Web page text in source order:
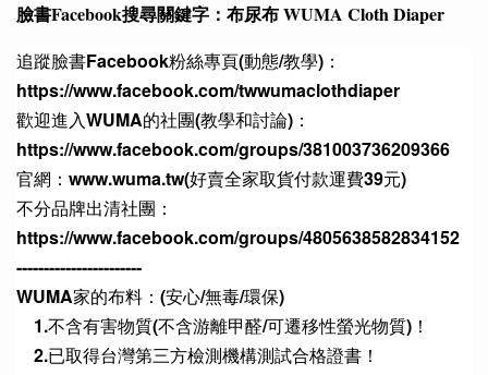
臉書Facebook搜尋關鍵字：布尿布 WUMA Cloth Diaper
追蹤臉書Facebook粉絲專頁(動態/教學)：
https://www.facebook.com/twwumaclothdiaper
歡迎進入WUMA的社團(教學和討論)：
https://www.facebook.com/groups/381003736209366
官網：www.wuma.tw(好賣全家取貨付款運費39元)
不分品牌出清社團：
https://www.facebook.com/groups/4805638582834152
-----------------------
WUMA家的布料：(安心/無毒/環保)
1.不含有害物質(不含游離甲醛/可遷移性螢光物質)！
2.已取得台灣第三方檢測機構測試合格證書！